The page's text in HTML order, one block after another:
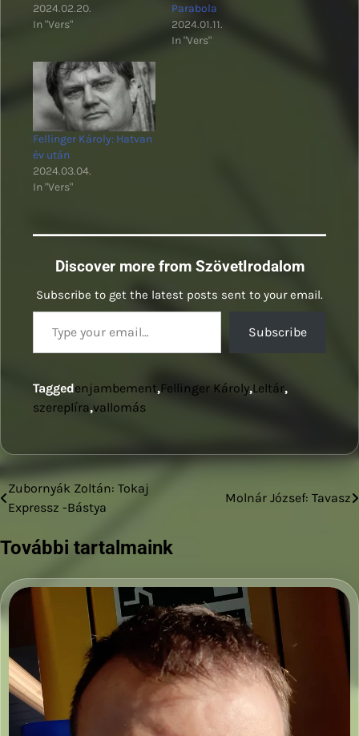
2024.02.20.
In "Vers"
Parabola
2024.01.11.
In "Vers"
Fellinger Károly: Hatvan
év után
2024.03.04.
In "Vers"
Discover more from SzövetIrodalom
Subscribe to get the latest posts sent to your email.
Type your email…
Subscribe
Taggedenjambement,Fellinger Károly,Leltár,
szereplíra,vallomás
Bejegyzés
navigáció
Zubornyák Zoltán: Tokaj
Expressz -Bástya
Molnár József: Tavasz
További tartalmaink